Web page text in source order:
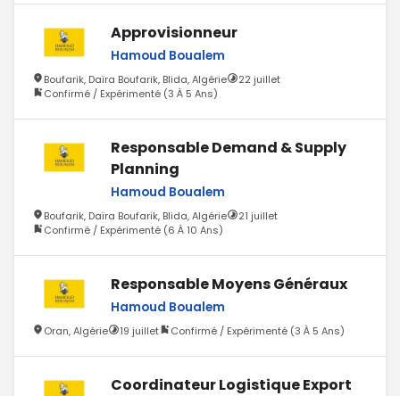
Approvisionneur
Hamoud Boualem
Boufarik, Daïra Boufarik, Blida, Algérie
22 juillet
Confirmé / Expérimenté (3 À 5 Ans)
Responsable Demand & Supply
Planning
Hamoud Boualem
Boufarik, Daïra Boufarik, Blida, Algérie
21 juillet
Confirmé / Expérimenté (6 À 10 Ans)
Responsable Moyens Généraux
Hamoud Boualem
Oran, Algérie 19 juillet Confirmé / Expérimenté (3 À 5 Ans)
Coordinateur Logistique Export